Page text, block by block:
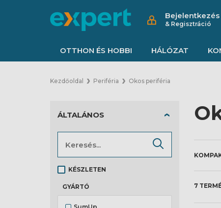
Bejelentkezés
& Regisztráció
OTTHON ÉS HOBBI HÁLÓZAT
Kezdőoldal Periféria Okos periféria
7
ÁLTALÁNOS
KÉSZLETEN
GYÁRTÓ
SumUp